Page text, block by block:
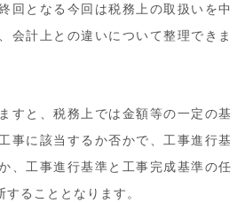
回となる今回は税務上の取扱いを中
会計上との違いについて整理できま
すと、税務上では金額等の一定の基
事に該当するか否かで、工事進行基
、工事進行基準と工事完成基準の任
ることとなります。